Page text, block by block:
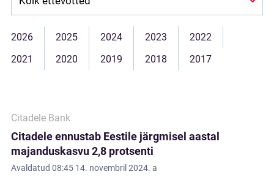
2026 2025 2024 2023
2022
2021
2020 2019 2018 2017
Citadele Bank
Citadele ennustab Eestile järgmisel aastal
majanduskasvu 2,8 protsenti
Avaldatud 08:45 14. novembril 2024. a